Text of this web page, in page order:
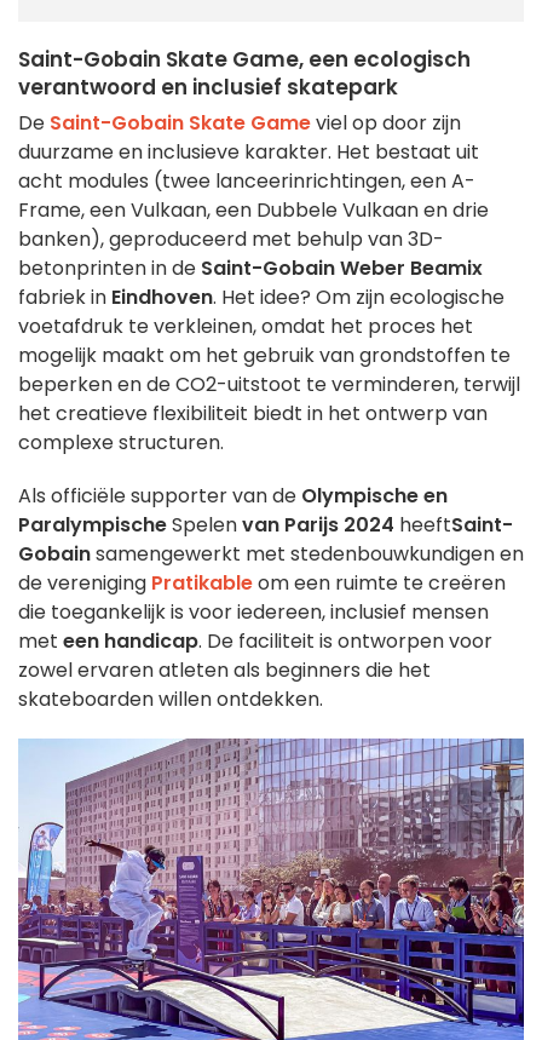
Saint-Gobain Skate Game, een ecologisch
verantwoord en inclusief skatepark
De Saint-Gobain Skate Gameviel op door zijn
duurzame en inclusieve karakter. Het bestaat uit
acht modules (twee lanceerinrichtingen, een A-
Frame, een Vulkaan, een Dubbele Vulkaan en drie
banken), geproduceerd met behulp van 3D-
betonprinten in de Saint-Gobain Weber Beamix
fabriek in Eindhoven. Het idee? Om zijn ecologische
voetafdruk te verkleinen, omdat het proces het
mogelijk maakt om het gebruik van grondstoffen te
beperken en de CO2-uitstoot te verminderen, terwijl
het creatieve flexibiliteit biedt in het ontwerp van
complexe structuren.
Als officiële supporter van de Olympische en
ParalympischeSpelenvan Parijs 2024 heeftSaint-
Gobainsamengewerkt met stedenbouwkundigen en
de vereniging Pratikableom een ruimte te creëren
die toegankelijk is voor iedereen, inclusief mensen
met een handicap. De faciliteit is ontworpen voor
zowel ervaren atleten als beginners die het
skateboarden willen ontdekken.